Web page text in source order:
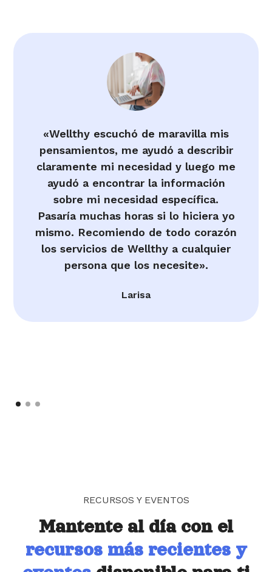
«Wellthy escuchó de maravilla mis
pensamientos, me ayudó a describir
claramente mi necesidad y luego me
ayudó a encontrar la información
sobre mi necesidad específica.
Pasaría muchas horas si lo hiciera yo
mismo. Recomiendo de todo corazón
los servicios de Wellthy a cualquier
persona que los necesite».
Larisa
RECURSOS Y EVENTOS
Mantente al día con el
recursos más recientes y